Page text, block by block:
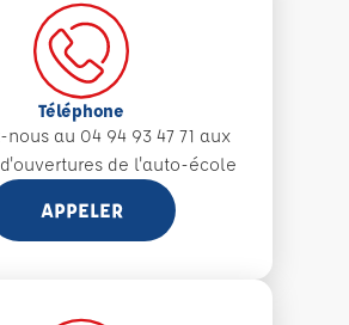
Téléphone
au 04 94 93 47 71 aux
de l'auto-école
APPELER